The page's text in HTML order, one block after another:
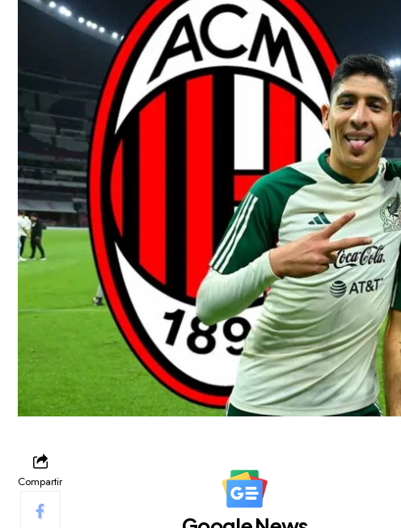
Compartir